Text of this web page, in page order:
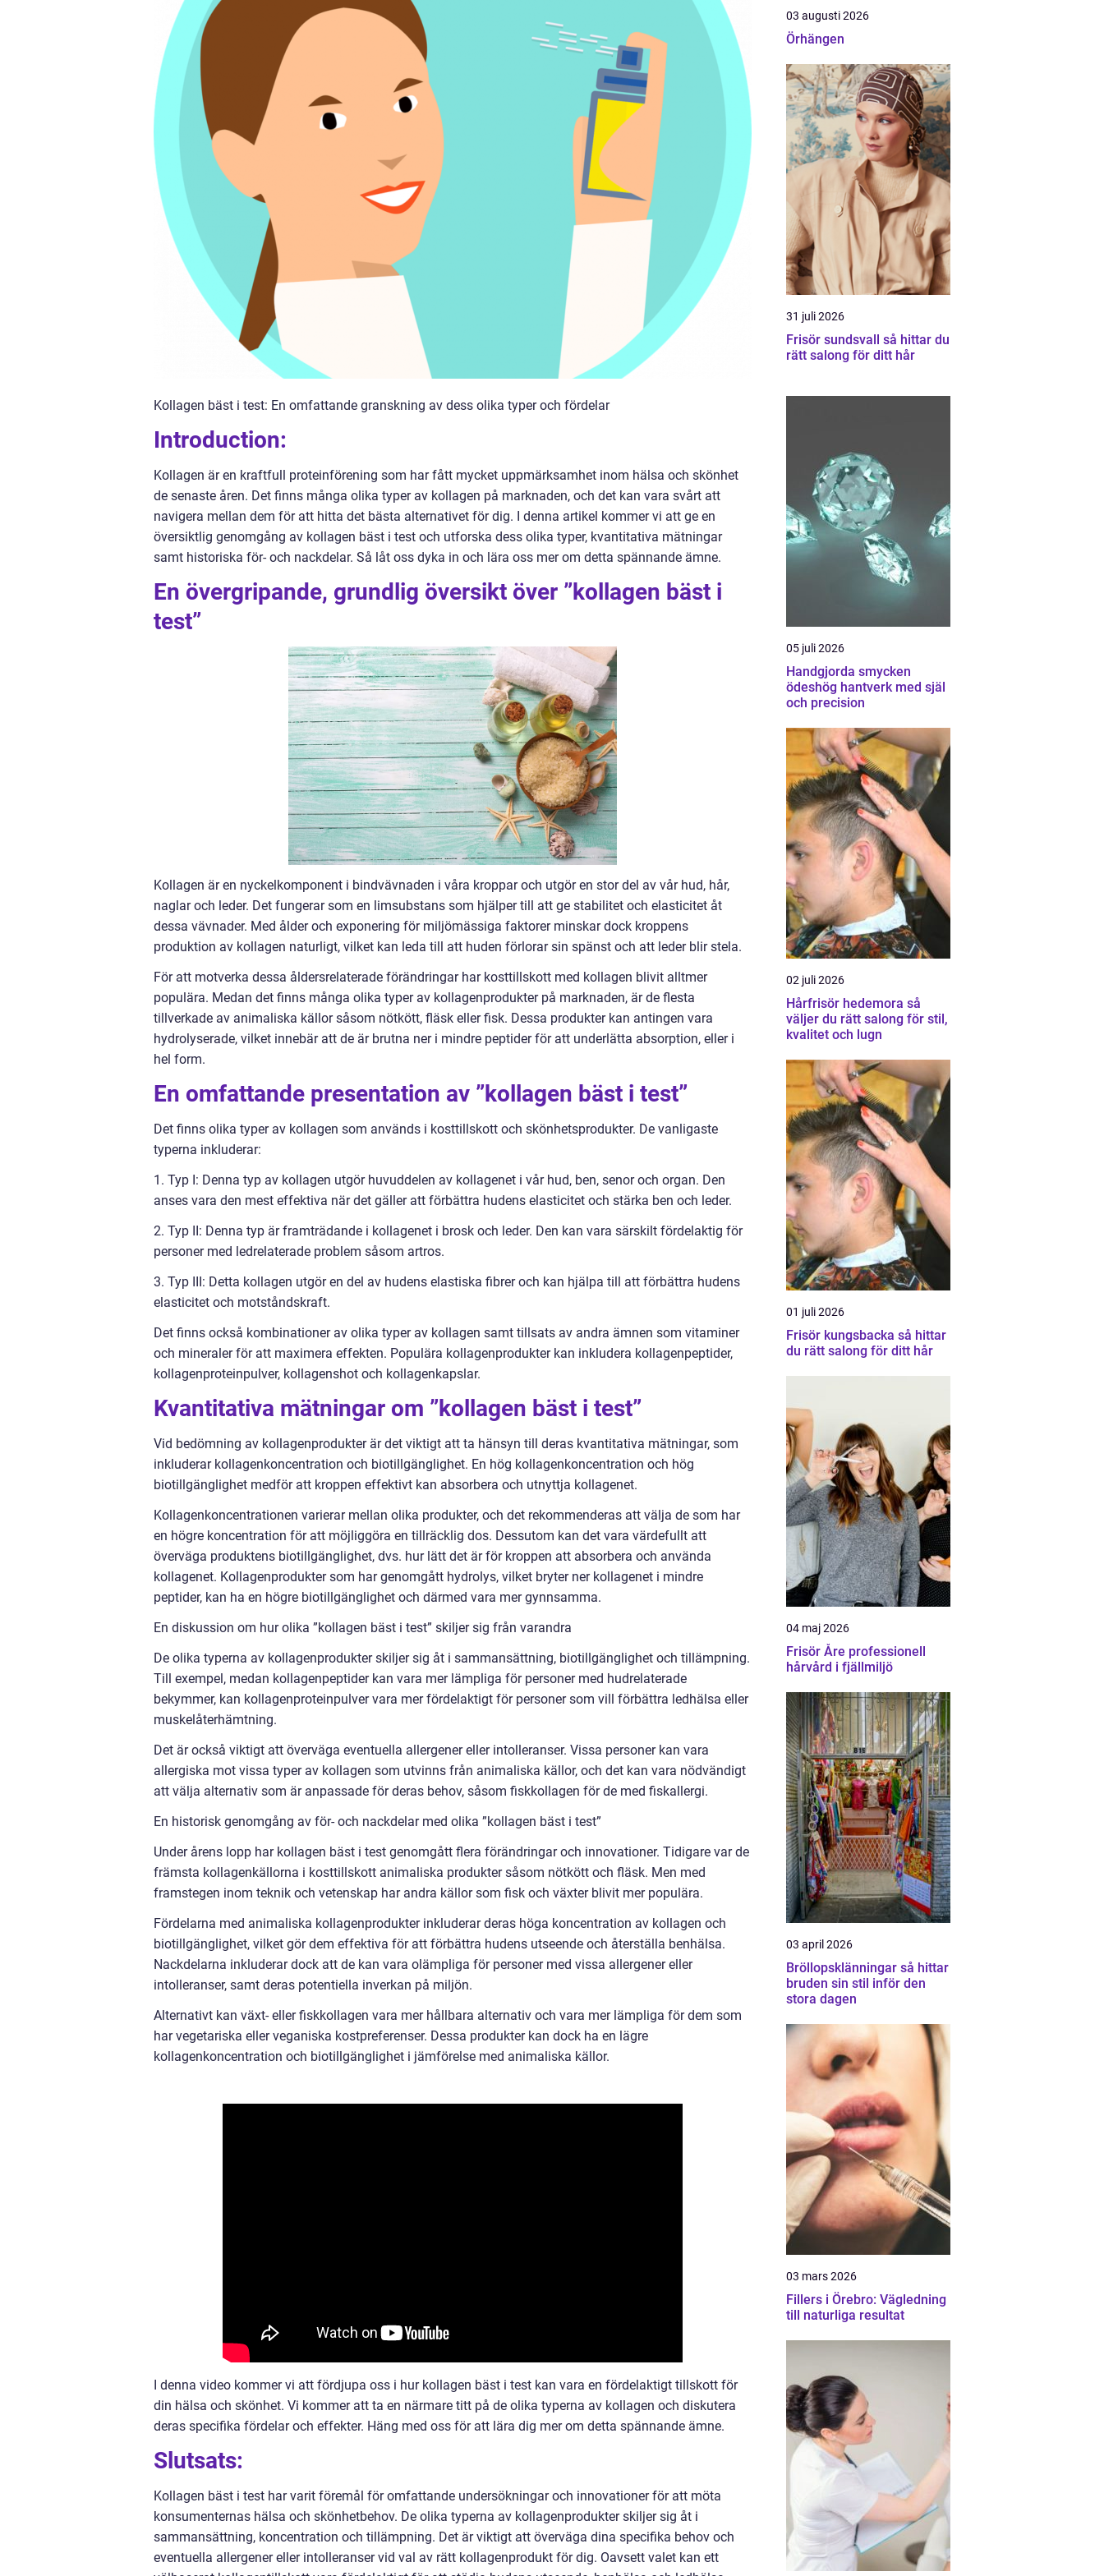
Kollagen bäst i test: En omfattande granskning av dess olika typer och fördelar
Introduction:
Kollagen är en kraftfull proteinförening som har fått mycket uppmärksamhet inom hälsa och skönhet
de senaste åren. Det finns många olika typer av kollagen på marknaden, och det kan vara svårt att
navigera mellan dem för att hitta det bästa alternativet för dig. I denna artikel kommer vi att ge en
översiktlig genomgång av kollagen bäst i test och utforska dess olika typer, kvantitativa mätningar
samt historiska för- och nackdelar. Så låt oss dyka in och lära oss mer om detta spännande ämne.
En övergripande, grundlig översikt över ”kollagen bäst i
test”
Kollagen är en nyckelkomponent i bindvävnaden i våra kroppar och utgör en stor del av vår hud, hår,
naglar och leder. Det fungerar som en limsubstans som hjälper till att ge stabilitet och elasticitet åt
dessa vävnader. Med ålder och exponering för miljömässiga faktorer minskar dock kroppens
produktion av kollagen naturligt, vilket kan leda till att huden förlorar sin spänst och att leder blir stela.
För att motverka dessa åldersrelaterade förändringar har kosttillskott med kollagen blivit alltmer
populära. Medan det finns många olika typer av kollagenprodukter på marknaden, är de flesta
tillverkade av animaliska källor såsom nötkött, fläsk eller fisk. Dessa produkter kan antingen vara
hydrolyserade, vilket innebär att de är brutna ner i mindre peptider för att underlätta absorption, eller i
hel form.
En omfattande presentation av ”kollagen bäst i test”
Det finns olika typer av kollagen som används i kosttillskott och skönhetsprodukter. De vanligaste
typerna inkluderar:
1. Typ I: Denna typ av kollagen utgör huvuddelen av kollagenet i vår hud, ben, senor och organ. Den
anses vara den mest effektiva när det gäller att förbättra hudens elasticitet och stärka ben och leder.
2. Typ II: Denna typ är framträdande i kollagenet i brosk och leder. Den kan vara särskilt fördelaktig för
personer med ledrelaterade problem såsom artros.
3. Typ III: Detta kollagen utgör en del av hudens elastiska fibrer och kan hjälpa till att förbättra hudens
elasticitet och motståndskraft.
Det finns också kombinationer av olika typer av kollagen samt tillsats av andra ämnen som vitaminer
och mineraler för att maximera effekten. Populära kollagenprodukter kan inkludera kollagenpeptider,
kollagenproteinpulver, kollagenshot och kollagenkapslar.
Kvantitativa mätningar om ”kollagen bäst i test”
Vid bedömning av kollagenprodukter är det viktigt att ta hänsyn till deras kvantitativa mätningar, som
inkluderar kollagenkoncentration och biotillgänglighet. En hög kollagenkoncentration och hög
biotillgänglighet medför att kroppen effektivt kan absorbera och utnyttja kollagenet.
Kollagenkoncentrationen varierar mellan olika produkter, och det rekommenderas att välja de som har
en högre koncentration för att möjliggöra en tillräcklig dos. Dessutom kan det vara värdefullt att
överväga produktens biotillgänglighet, dvs. hur lätt det är för kroppen att absorbera och använda
kollagenet. Kollagenprodukter som har genomgått hydrolys, vilket bryter ner kollagenet i mindre
peptider, kan ha en högre biotillgänglighet och därmed vara mer gynnsamma.
En diskussion om hur olika ”kollagen bäst i test” skiljer sig från varandra
De olika typerna av kollagenprodukter skiljer sig åt i sammansättning, biotillgänglighet och tillämpning.
Till exempel, medan kollagenpeptider kan vara mer lämpliga för personer med hudrelaterade
bekymmer, kan kollagenproteinpulver vara mer fördelaktigt för personer som vill förbättra ledhälsa eller
muskelåterhämtning.
Det är också viktigt att överväga eventuella allergener eller intolleranser. Vissa personer kan vara
allergiska mot vissa typer av kollagen som utvinns från animaliska källor, och det kan vara nödvändigt
att välja alternativ som är anpassade för deras behov, såsom fiskkollagen för de med fiskallergi.
En historisk genomgång av för- och nackdelar med olika ”kollagen bäst i test”
Under årens lopp har kollagen bäst i test genomgått flera förändringar och innovationer. Tidigare var de
främsta kollagenkällorna i kosttillskott animaliska produkter såsom nötkött och fläsk. Men med
framstegen inom teknik och vetenskap har andra källor som fisk och växter blivit mer populära.
Fördelarna med animaliska kollagenprodukter inkluderar deras höga koncentration av kollagen och
biotillgänglighet, vilket gör dem effektiva för att förbättra hudens utseende och återställa benhälsa.
Nackdelarna inkluderar dock att de kan vara olämpliga för personer med vissa allergener eller
intolleranser, samt deras potentiella inverkan på miljön.
Alternativt kan växt- eller fiskkollagen vara mer hållbara alternativ och vara mer lämpliga för dem som
har vegetariska eller veganiska kostpreferenser. Dessa produkter kan dock ha en lägre
kollagenkoncentration och biotillgänglighet i jämförelse med animaliska källor.
I denna video kommer vi att fördjupa oss i hur kollagen bäst i test kan vara en fördelaktigt tillskott för
din hälsa och skönhet. Vi kommer att ta en närmare titt på de olika typerna av kollagen och diskutera
deras specifika fördelar och effekter. Häng med oss för att lära dig mer om detta spännande ämne.
Slutsats:
Kollagen bäst i test har varit föremål för omfattande undersökningar och innovationer för att möta
konsumenternas hälsa och skönhetbehov. De olika typerna av kollagenprodukter skiljer sig åt i
sammansättning, koncentration och tillämpning. Det är viktigt att överväga dina specifika behov och
eventuella allergener eller intolleranser vid val av rätt kollagenprodukt för dig. Oavsett valet kan ett
03 augusti 2026
Örhängen
31 juli 2026
Frisör sundsvall så hittar du
rätt salong för ditt hår
05 juli 2026
Handgjorda smycken
ödeshög hantverk med själ
och precision
02 juli 2026
Hårfrisör hedemora så
väljer du rätt salong för stil,
kvalitet och lugn
01 juli 2026
Frisör kungsbacka så hittar
du rätt salong för ditt hår
04 maj 2026
Frisör Åre professionell
hårvård i fjällmiljö
03 april 2026
Bröllopsklänningar så hittar
bruden sin stil inför den
stora dagen
03 mars 2026
Fillers i Örebro: Vägledning
till naturliga resultat